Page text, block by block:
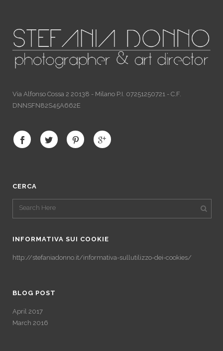
Via Alfonso Cossa 2 20138 - Milano P.I. 07251250721 - C.F.
DNNSFN82S45A662E
CERCA
INFORMATIVA SUI COOKIE
http://stefaniadonno.it/informativa-sullutilizzo-dei-cookies/
BLOG POST
April 2017
March 2016